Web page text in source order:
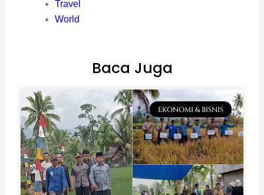
Travel
World
Baca Juga
EKONOMI & BISNIS